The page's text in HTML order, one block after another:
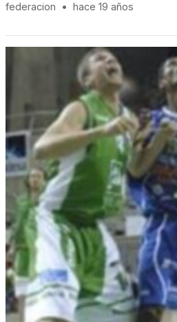
federacion • hace 19 años